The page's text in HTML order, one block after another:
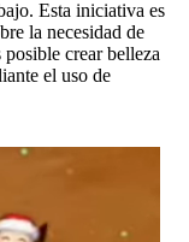
Esta iniciativa es
la necesidad de
crear belleza
el uso de